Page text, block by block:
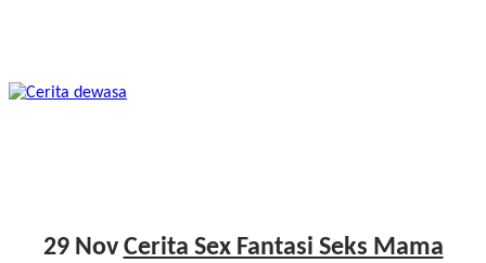
29 Nov Cerita Sex Fantasi Seks Mama